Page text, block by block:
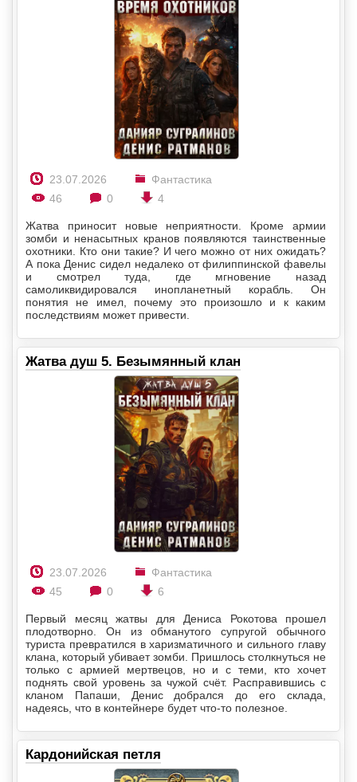
23.07.2026
Фантастика
46
0 4
Жатва приносит новые неприятности. Кроме армии
зомби и ненасытных кранов появляются таинственные
охотники. Кто они такие? И чего можно от них ожидать?
А пока Денис сидел недалеко от филиппинской фавелы
и смотрел туда, где мгновение назад
самоликвидировался инопланетный корабль. Он
понятия не имел, почему это произошло и к каким
последствиям может привести.
Жатва душ 5. Безымянный клан
23.07.2026
Фантастика
45
0 6
Первый месяц жатвы для Дениса Рокотова прошел
плодотворно. Он из обманутого супругой обычного
туриста превратился в харизматичного и сильного главу
клана, который убивает зомби. Пришлось столкнуться не
только с армией мертвецов, но и с теми, кто хочет
поднять свой уровень за чужой счёт. Расправившись с
кланом Папаши, Денис добрался до его склада,
надеясь, что в контейнере будет что-то полезное.
Кардонийская петля